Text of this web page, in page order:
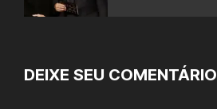
DEIXE SEU COMENTÁRIO